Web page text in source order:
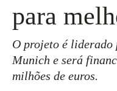
para
O projeto é
Munich e será
milhões de euros.